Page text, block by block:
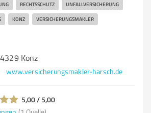
RECHTSSCHUTZ UNFALLVERSICHERUNG
KONZ VERSICHERUNGSMAKLER
Konz
www.versicherungsmakler-harsch.de
5,00 / 5,00